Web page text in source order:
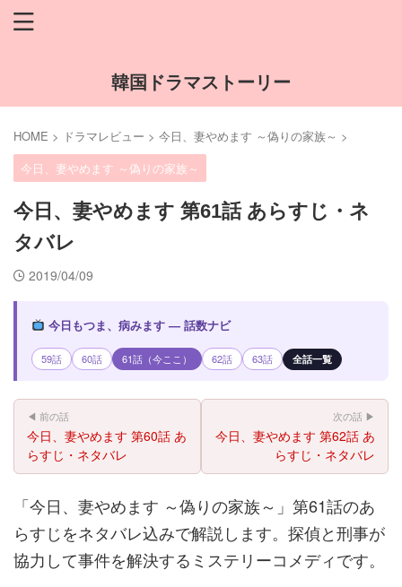
韓国ドラマストーリー
HOME > ドラマレビュー > 今日、妻やめます ～偽りの家族～ >
今日、妻やめます ～偽りの家族～
今日、妻やめます 第61話 あらすじ・ネ
タバレ
2019/04/09
今日もつま、病みます — 話数ナビ
59話 60話 61話（今ここ） 62話 63話 全話一覧
◀ 前の話
今日、妻やめます 第60話 あ
らすじ・ネタバレ
次の話 ▶
今日、妻やめます 第62話 あ
らすじ・ネタバレ
「今日、妻やめます ～偽りの家族～」第61話のあ
らすじをネタバレ込みで解説します。探偵と刑事が
協力して事件を解決するミステリーコメディです。